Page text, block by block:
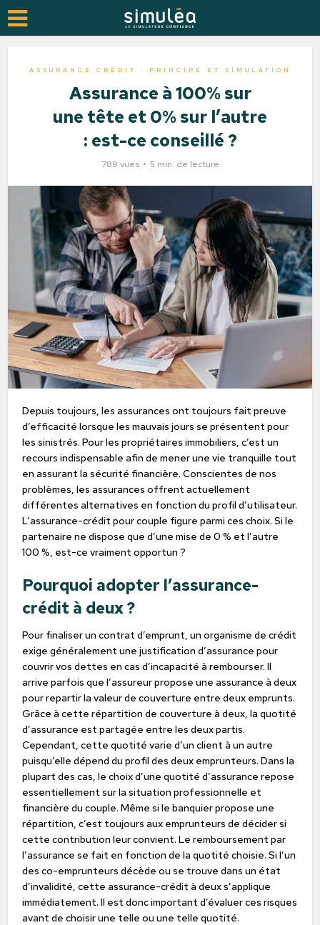
ASSURANCE CRÉDIT : PRINCIPE ET SIMULATION
Assurance à 100% sur
une tête et 0% sur l’autre
: est-ce conseillé ?
789 vues 5 min. de lecture
Depuis toujours, les assurances ont toujours fait preuve
d’efficacité lorsque les mauvais jours se présentent pour
les sinistrés. Pour les propriétaires immobiliers, c’est un
recours indispensable afin de mener une vie tranquille tout
en assurant la sécurité financière. Conscientes de nos
problèmes, les assurances offrent actuellement
différentes alternatives en fonction du profil d’utilisateur.
L’assurance-crédit pour couple figure parmi ces choix. Si le
partenaire ne dispose que d’une mise de 0 % et l’autre
100 %, est-ce vraiment opportun ?
Pourquoi adopter l’assurance-
crédit à deux ?
Pour finaliser un contrat d’emprunt, un organisme de crédit
exige généralement une justification d’assurance pour
couvrir vos dettes en cas d’incapacité à rembourser. Il
arrive parfois que l’assureur propose une assurance à deux
pour repartir la valeur de couverture entre deux emprunts.
Grâce à cette répartition de couverture à deux, la quotité
d’assurance est partagée entre les deux partis.
Cependant, cette quotité varie d’un client à un autre
puisqu’elle dépend du profil des deux emprunteurs. Dans la
plupart des cas, le choix d’une quotité d’assurance repose
essentiellement sur la situation professionnelle et
financière du couple. Même si le banquier propose une
répartition, c’est toujours aux emprunteurs de décider si
cette contribution leur convient. Le remboursement par
l’assurance se fait en fonction de la quotité choisie. Si l’un
des co-emprunteurs décède ou se trouve dans un état
d’invalidité, cette assurance-crédit à deux s’applique
immédiatement. Il est donc important d’évaluer ces risques
avant de choisir une telle ou une telle quotité.